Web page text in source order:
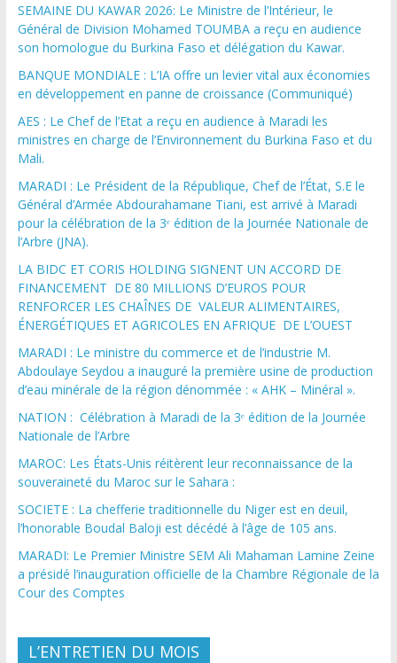
SEMAINE DU KAWAR 2026: Le Ministre de l’Intérieur, le
Général de Division Mohamed TOUMBA a reçu en audience
son homologue du Burkina Faso et délégation du Kawar.
BANQUE MONDIALE : L’IA offre un levier vital aux économies
en développement en panne de croissance (Communiqué)
AES : Le Chef de l’Etat a reçu en audience à Maradi les
ministres en charge de l’Environnement du Burkina Faso et du
Mali.
MARADI : Le Président de la République, Chef de l’État, S.E le
Général d’Armée Abdourahamane Tiani, est arrivé à Maradi
pour la célébration de la 3ᵉ édition de la Journée Nationale de
l’Arbre (JNA).
LA BIDC ET CORIS HOLDING SIGNENT UN ACCORD DE
FINANCEMENT DE 80 MILLIONS D’EUROS POUR
RENFORCER LES CHAÎNES DE VALEUR ALIMENTAIRES,
ÉNERGÉTIQUES ET AGRICOLES EN AFRIQUE DE L’OUEST
MARADI : Le ministre du commerce et de l’industrie M.
Abdoulaye Seydou a inauguré la première usine de production
d’eau minérale de la région dénommée : « AHK – Minéral ».
NATION : Célébration à Maradi de la 3ᵉ édition de la Journée
Nationale de l’Arbre
MAROC: Les États-Unis réitèrent leur reconnaissance de la
souveraineté du Maroc sur le Sahara :
SOCIETE : La chefferie traditionnelle du Niger est en deuil,
l’honorable Boudal Baloji est décédé à l’âge de 105 ans.
MARADI: Le Premier Ministre SEM Ali Mahaman Lamine Zeine
a présidé l’inauguration officielle de la Chambre Régionale de la
Cour des Comptes
L’ENTRETIEN DU MOIS